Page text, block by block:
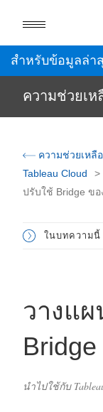
สำหรับข้อมูลล่า
ความช่วยเห
ความช่วยเหลื
Tableau Cloud
ปรับใช้ Bridge ข
ในบทความนี้
วางแ
นำไปใช้กับ